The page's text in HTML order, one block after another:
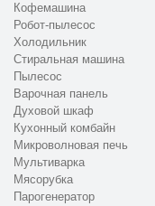
Кофемашина
Робот-пылесос
Холодильник
Стиральная машина
Пылесос
Варочная панель
Духовой шкаф
Кухонный комбайн
Микроволновая печь
Мультиварка
Мясорубка
Парогенератор